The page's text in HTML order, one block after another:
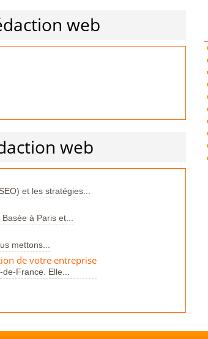
web
web
et les stratégies...
à Paris et...
mettons...
de votre entreprise
France. Elle...